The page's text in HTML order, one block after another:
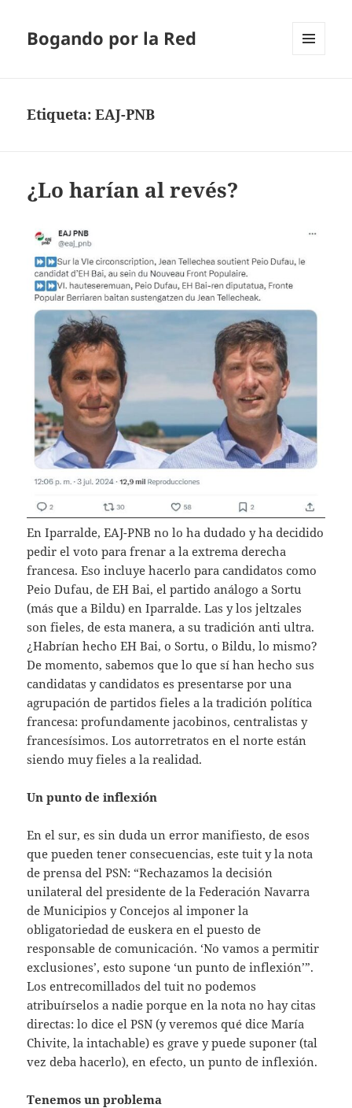
Bogando por la Red
Etiqueta:EAJ-PNB
¿Lo harían al revés?
En Iparralde, EAJ-PNB no lo ha dudado y ha decidido
pedir el voto para frenar a la extrema derecha
francesa. Eso incluye hacerlo para candidatos como
Peio Dufau, de EH Bai, el partido análogo a Sortu
(más que a Bildu) en Iparralde. Las y los jeltzales
son fieles, de esta manera, a su tradición anti ultra.
¿Habrían hecho EH Bai, o Sortu, o Bildu, lo mismo?
De momento, sabemos que lo que sí han hecho sus
candidatas y candidatos es presentarse por una
agrupación de partidos fieles a la tradición política
francesa: profundamente jacobinos, centralistas y
francesísimos. Los autorretratos en el norte están
siendo muy fieles a la realidad.
Un punto de inflexión
En el sur, es sin duda un error manifiesto, de esos
que pueden tener consecuencias, este tuit y la nota
de prensa del PSN: “Rechazamos la decisión
unilateral del presidente de la Federación Navarra
de Municipios y Concejos al imponer la
obligatoriedad de euskera en el puesto de
responsable de comunicación. ‘No vamos a permitir
exclusiones’, esto supone ‘un punto de inflexión’”.
Los entrecomillados del tuit no podemos
atribuírselos a nadie porque en la nota no hay citas
directas: lo dice el PSN (y veremos qué dice María
Chivite, la intachable) es grave y puede suponer (tal
vez deba hacerlo), en efecto, un punto de inflexión.
Tenemos un problema